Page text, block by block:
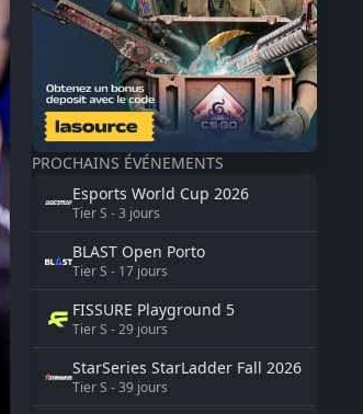
PROCHAINS ÉVÉNEMENTS
Esports World Cup 2026
TierS -3 jours
BLAST Open Porto
TierS - 17 jours
FISSURE Playground 5
TierS -29 jours
StarSeries StarLadder Fall 2026
TierS -39 jours